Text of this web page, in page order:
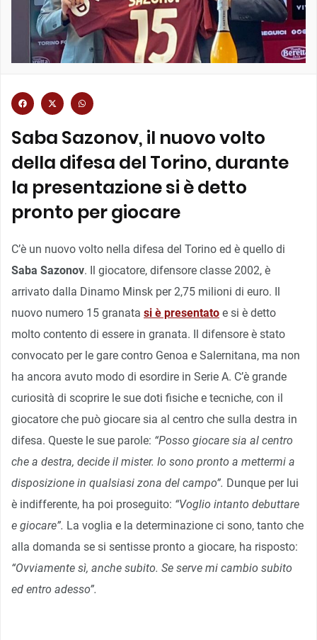
Saba Sazonov, il nuovo volto
della difesa del Torino, durante
la presentazione si è detto
pronto per giocare
C’è un nuovo volto nella difesa del Torino ed è quello di
Saba Sazonov. Il giocatore, difensore classe 2002, è
arrivato dalla Dinamo Minsk per 2,75 milioni di euro. Il
nuovo numero 15 granata si è presentato e si è detto
molto contento di essere in granata. Il difensore è stato
convocato per le gare contro Genoa e Salernitana, ma non
ha ancora avuto modo di esordire in Serie A. C’è grande
curiosità di scoprire le sue doti fisiche e tecniche, con il
giocatore che può giocare sia al centro che sulla destra in
difesa. Queste le sue parole: “Posso giocare sia al centro
che a destra, decide il mister. Io sono pronto a mettermi a
disposizione in qualsiasi zona del campo”. Dunque per lui
è indifferente, ha poi proseguito: “Voglio intanto debuttare
e giocare”. La voglia e la determinazione ci sono, tanto che
alla domanda se si sentisse pronto a giocare, ha risposto:
“Ovviamente sì, anche subito. Se serve mi cambio subito
ed entro adesso”.